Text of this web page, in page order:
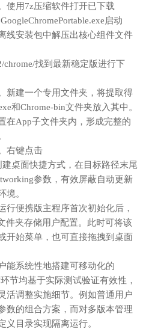
使用7z压缩软件打开已下载
启动
线安装包中解压出核心组件文件
chrome/找到最新稳定版进行下
新建一个专用文件夹，将提取得
和Chrome-bin文件夹放入其中。
在App子文件夹内，形成完整的
右键点击
建桌面快捷方式，在目标路径末尾
参数，有效屏蔽自动更新
境。
行便携版主程序首次初始化后，
件夹存储用户配置。此时可将该
开始菜单，也可直接拖拽到桌面
能系统性地搭建可移动化的
节均基于实际测试验证有效性，
活调整实施细节。例如普通用户
数的组合方案，而对多版本管理
义目录实现隔离运行。